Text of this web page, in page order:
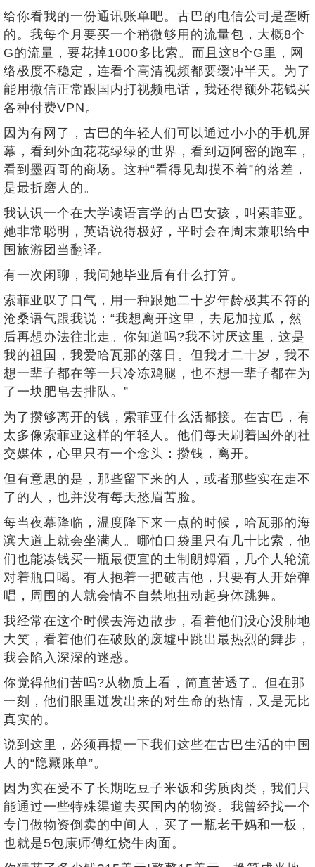
给你看我的一份通讯账单吧。古巴的电信公司是垄断
的。我每个月要买一个稍微够用的流量包，大概8个
G的流量，要花掉1000多比索。而且这8个G里，网
络极度不稳定，连看个高清视频都要缓冲半天。为了
能用微信正常跟国内打视频电话，我还得额外花钱买
各种付费VPN。
因为有网了，古巴的年轻人们可以通过小小的手机屏
幕，看到外面花花绿绿的世界，看到迈阿密的跑车，
看到墨西哥的商场。这种“看得见却摸不着”的落差，
是最折磨人的。
我认识一个在大学读语言学的古巴女孩，叫索菲亚。
她非常聪明，英语说得极好，平时会在周末兼职给中
国旅游团当翻译。
有一次闲聊，我问她毕业后有什么打算。
索菲亚叹了口气，用一种跟她二十岁年龄极其不符的
沧桑语气跟我说：“我想离开这里，去尼加拉瓜，然
后再想办法往北走。你知道吗?我不讨厌这里，这是
我的祖国，我爱哈瓦那的落日。但我才二十岁，我不
想一辈子都在等一只冷冻鸡腿，也不想一辈子都在为
了一块肥皂去排队。”
为了攒够离开的钱，索菲亚什么活都接。在古巴，有
太多像索菲亚这样的年轻人。他们每天刷着国外的社
交媒体，心里只有一个念头：攒钱，离开。
但有意思的是，那些留下来的人，或者那些实在走不
了的人，也并没有每天愁眉苦脸。
每当夜幕降临，温度降下来一点的时候，哈瓦那的海
滨大道上就会坐满人。哪怕口袋里只有几十比索，他
们也能凑钱买一瓶最便宜的土制朗姆酒，几个人轮流
对着瓶口喝。有人抱着一把破吉他，只要有人开始弹
唱，周围的人就会情不自禁地扭动起身体跳舞。
我经常在这个时候去海边散步，看着他们没心没肺地
大笑，看着他们在破败的废墟中跳出最热烈的舞步，
我会陷入深深的迷惑。
你觉得他们苦吗?从物质上看，简直苦透了。但在那
一刻，他们眼里迸发出来的对生命的热情，又是无比
真实的。
说到这里，必须再提一下我们这些在古巴生活的中国
人的“隐藏账单”。
因为实在受不了长期吃豆子米饭和劣质肉类，我们只
能通过一些特殊渠道去买国内的物资。我曾经找一个
专门做物资倒卖的中间人，买了一瓶老干妈和一板，
也就是5包康师傅红烧牛肉面。